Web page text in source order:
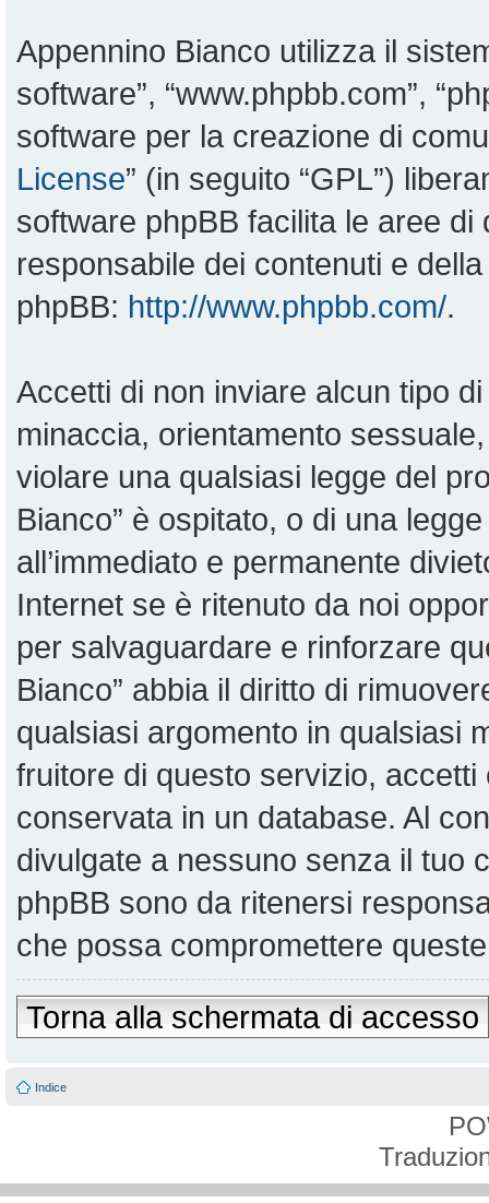
Appennino Bianco utilizza il
software”, “www.phpbb.com”,
software per la creazione di
License” (in seguito “GPL”)
software phpBB facilita le aree
responsabile dei contenuti e
phpBB: http://www.phpbb.com/.
Accetti di non inviare alcun tipo
minaccia, orientamento
violare una qualsiasi legge del
Bianco” è ospitato, o di una
all’immediato e permanente
Internet se è ritenuto da noi
per salvaguardare e rinforzare
Bianco” abbia il diritto di
qualsiasi argomento in qualsiasi
fruitore di questo servizio,
conservata in un database. Al
divulgate a nessuno senza il tuo
phpBB sono da ritenersi
che possa compromettere
Torna alla schermata di accesso
Indice